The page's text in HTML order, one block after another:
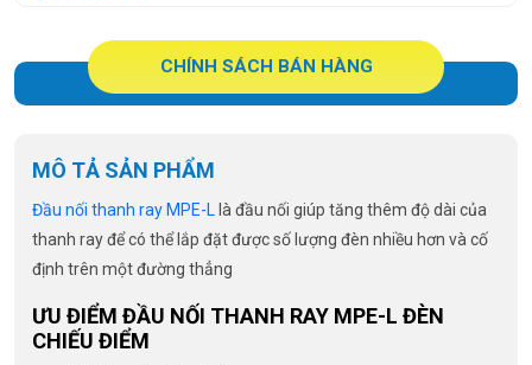
CHÍNH SÁCH BÁN HÀNG
MÔ TẢ SẢN PHẨM
Đầu nối thanh ray MPE-L là đầu nối giúp tăng thêm độ dài của
thanh ray để có thể lắp đặt được số lượng đèn nhiều hơn và cố
định trên một đường thẳng
ƯU ĐIỂM ĐẦU NỐI THANH RAY MPE-L ĐÈN
CHIẾU ĐIỂM